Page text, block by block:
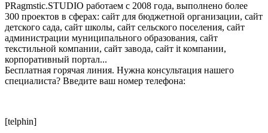
PRagmstic.STUDIO работаем с 2008 года, выполнено более
300 проектов в сферах: сайт для бюджетной организации, сайт
детского сада, сайт школы, сайт сельского поселения, сайт
администрации муниципального образования, сайт
текстильной компании, сайт завода, сайт it компании,
корпоративный портал...
Бесплатная горячая линия. Нужна консультация нашего
специалиста? Введите ваш номер телефона:
[telphin]